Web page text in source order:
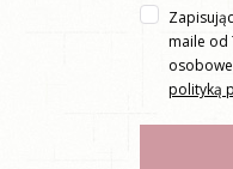
maile od
polityką